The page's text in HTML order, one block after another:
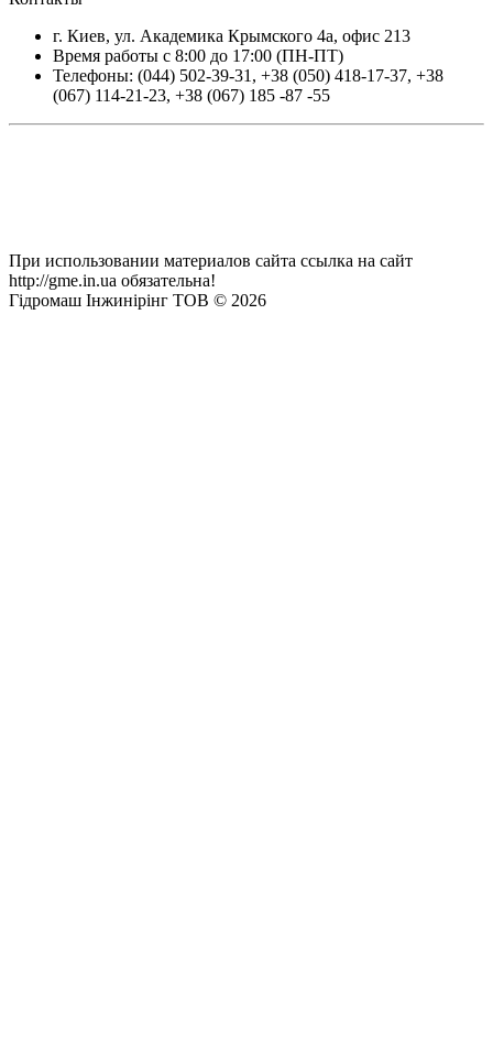
г. Киев, ул. Академика Крымского 4а, офис 213
Время работы с 8:00 до 17:00 (ПН-ПТ)
Телефоны: (044) 502-39-31 , +38 (050) 418-17-37, +38
(067) 114-21-23, +38 (067) 185 -87 -55
При использовании материалов сайта ссылка на сайт
http://gme.in.ua обязательна!
Гідромаш Інжинірінг ТОВ © 2026